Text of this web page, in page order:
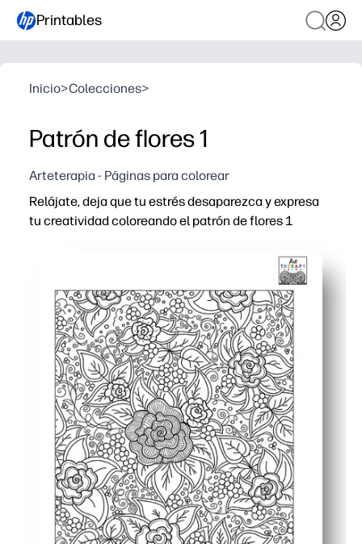
Printables
Inicio>Colecciones>
Patrón de flores 1
Arteterapia - Páginas para colorear
Relájate, deja que tu estrés desaparezca y expresa
tu creatividad coloreando el patrón de flores 1